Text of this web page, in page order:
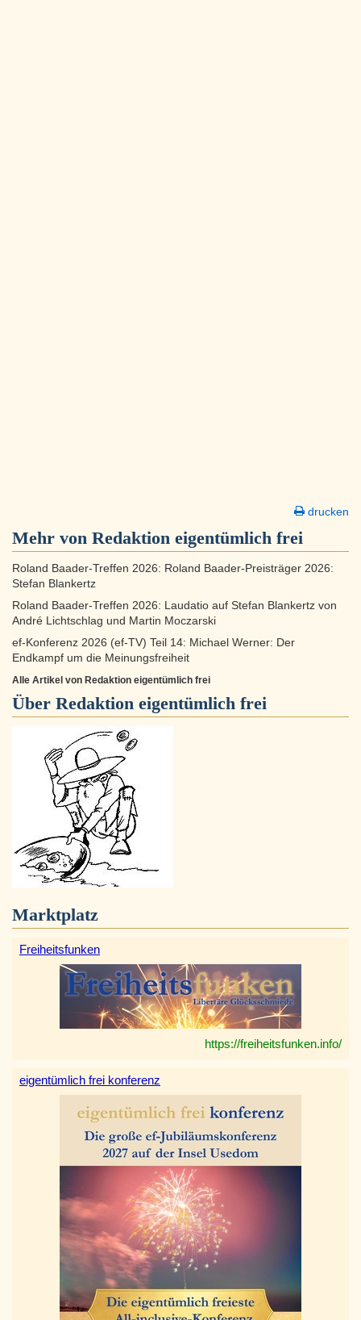
drucken
Mehr von Redaktion eigentümlich frei
Roland Baader-Treffen 2026: Roland Baader-Preisträger 2026:
Stefan Blankertz
Roland Baader-Treffen 2026: Laudatio auf Stefan Blankertz von
André Lichtschlag und Martin Moczarski
ef-Konferenz 2026 (ef-TV) Teil 14: Michael Werner: Der
Endkampf um die Meinungsfreiheit
Alle Artikel von Redaktion eigentümlich frei
Über Redaktion eigentümlich frei
Marktplatz
Freiheitsfunken
https://freiheitsfunken.info/
eigentümlich frei konferenz